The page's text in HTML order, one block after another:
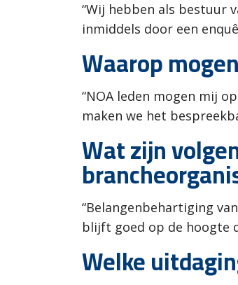
“Wij hebben als bestuur
inmiddels door een
Waarop
“NOA leden mogen mij
maken we het
Wat zijn
“Belangenbehartiging
blijft goed op de hoogte
Welke